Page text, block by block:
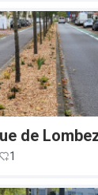
de
1